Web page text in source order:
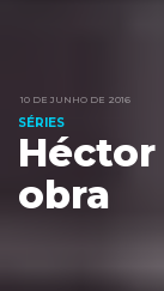
10 DE JUNHO DE 2016
SÉRIES
obra